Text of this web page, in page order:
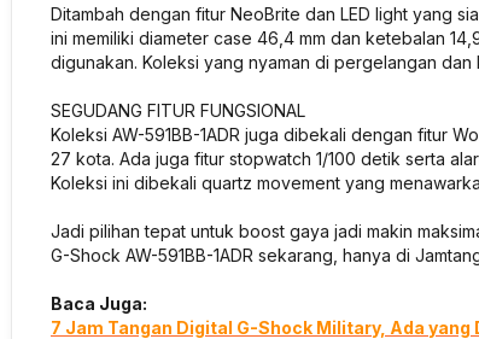
Ditambah dengan fitur NeoBrite dan LED light yang
ini memiliki diameter case 46,4 mm dan ketebalan
digunakan. Koleksi yang nyaman di pergelangan dan
SEGUDANG FITUR FUNGSIONAL
Koleksi AW-591BB-1ADR juga dibekali dengan fitur
27 kota. Ada juga fitur stopwatch 1/100 detik serta
Koleksi ini dibekali quartz movement yang
Jadi pilihan tepat untuk boost gaya jadi makin
G-Shock AW-591BB-1ADR sekarang, hanya di
Baca Juga:
7 Jam Tangan Digital G-Shock Military, Ada yang